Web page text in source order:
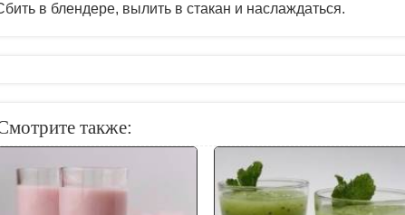
в блендере, вылить в стакан и наслаждаться.
также: